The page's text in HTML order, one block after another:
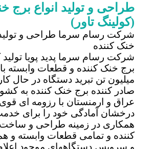
طراحی و تولید انواع برج خنک
(کولینگ تاور)
شرکت رسام سرما طراحی و تولید
خنک کننده
شرکت رسام سرما پدید پویا تولید کننده
برج خنک کننده و قطعات وابسته با
میلیون تن تبرید دستگاه در حال کار
صادر کننده برج خنک کننده به
عراق و ارمنستان با رزومه ای قوی و
درخشان آمادگی خود را برای خدمت
همکاری در زمینه طراحی و ساخت
کننده و تمامی قطعات وابسته و
و سرویس دستگاههای موجود اعلام می